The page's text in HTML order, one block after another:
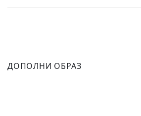
ДОПОЛНИ ОБРАЗ